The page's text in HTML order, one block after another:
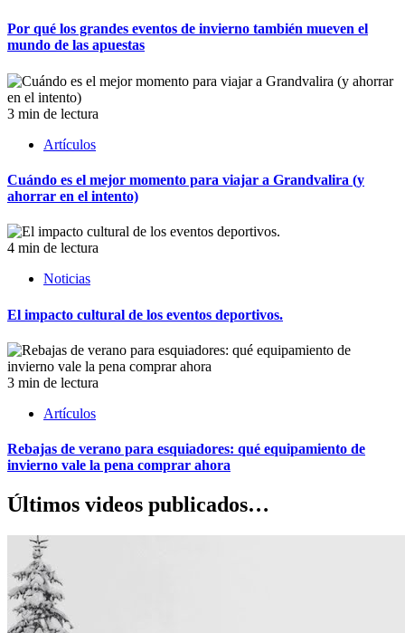
Por qué los grandes eventos de invierno también mueven el
mundo de las apuestas
3 min de lectura
Artículos
Cuándo es el mejor momento para viajar a Grandvalira (y
ahorrar en el intento)
4 min de lectura
Noticias
El impacto cultural de los eventos deportivos.
3 min de lectura
Artículos
Rebajas de verano para esquiadores: qué equipamiento de
invierno vale la pena comprar ahora
Últimos videos publicados…